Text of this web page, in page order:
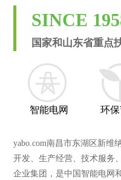
SINCE
国家和山东省重点
智能电网 环
yabo.com南昌市东湖区新维
开发、生产经营、技术服务
企业集团，是中国智能电网